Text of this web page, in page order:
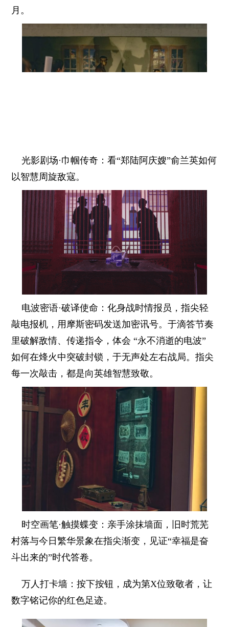
月。
光影剧场·巾帼传奇：看“郑陆阿庆嫂”俞兰英如何
以智慧周旋敌寇。
电波密语·破译使命：化身战时情报员，指尖轻
敲电报机，用摩斯密码发送加密讯号。于滴答节奏
里破解敌情、传递指令，体会 “永不消逝的电波”
如何在烽火中突破封锁，于无声处左右战局。指尖
每一次敲击，都是向英雄智慧致敬。
时空画笔·触摸蝶变：亲手涂抹墙面，旧时荒芜
村落与今日繁华景象在指尖渐变，见证“幸福是奋
斗出来的”时代答卷。
万人打卡墙：按下按钮，成为第X位致敬者，让
数字铭记你的红色足迹。